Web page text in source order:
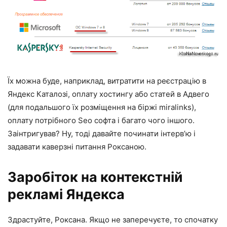
Їх можна буде, наприклад, витратити на реєстрацію в
Яндекс Каталозі, оплату хостингу або статей в Адвего
(для подальшого їх розміщення на біржі miralinks),
оплату потрібного Seo софта і багато чого іншого.
Заінтригував? Ну, тоді давайте починати інтерв’ю і
задавати каверзні питання Роксаною.
Заробіток на контекстній
рекламі Яндекса
Здрастуйте, Роксана. Якщо не заперечуєте, то спочатку